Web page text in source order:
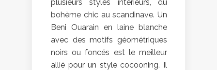
plusieurs styles intérieurs, du
bohème chic au scandinave. Un
Beni Ouarain en laine blanche
avec des motifs géométriques
noirs ou foncés est le meilleur
allié pour un style cocooning. Il